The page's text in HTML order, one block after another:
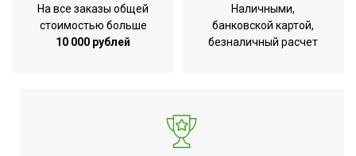
к системе отопления
Вес товара (нетто)
3.3 кг
На все заказы общей
стоимостью больше
10 000 рублей
Наличными,
банковской картой,
безналичный расчет